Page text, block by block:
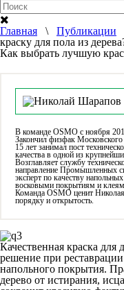
Главная \ Публикации
краску для пола из
Как выбрать лучшую
В команде OSMO с ноября
Закончил физфак Московского
15 лет занимал пост
качества в одной из
Возглавляет службу
направление Промышленных
эксперт по качеству
восковыми покрытиям и
Команда OSMO ценит
порядку и открытость.
Качественная краска для
решение при
напольного покрытия.
дерево от истирания,